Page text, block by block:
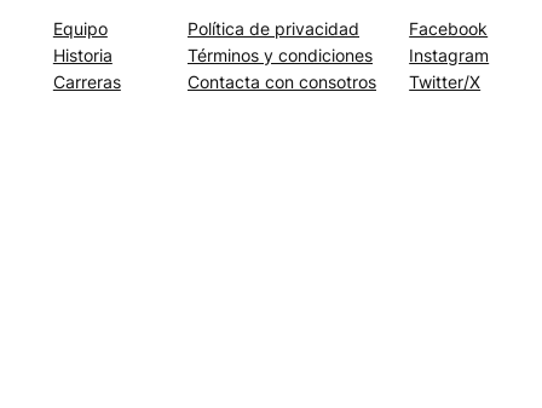
Equipo
Historia
Carreras
Política de privacidad
Términos y condiciones
Contacta con consotros
Facebook
Instagram
Twitter/X